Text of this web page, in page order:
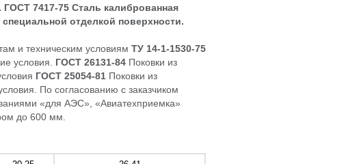
ГОСТ 7417-75 Сталь калиброванная
специальной отделкой поверхности.
и техническим условиям ТУ 14-1-1530-75
условия. ГОСТ 26131-84 Поковки из
ГОСТ 25054-81 Поковки из
По согласованию с заказчиком
«для АЭС», «Авиатехприемка»
до 600 мм.